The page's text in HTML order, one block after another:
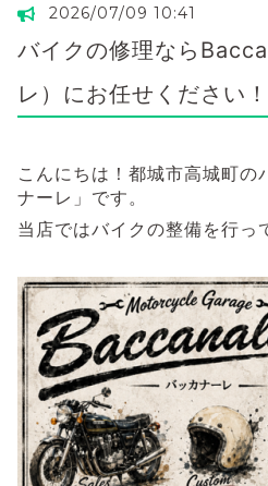
2026/07/09 10:41
バイクの修理なら
レ）にお任せください！
こんにちは！都城市高城町の
ナーレ」です。
当店ではバイクの整備を行っ